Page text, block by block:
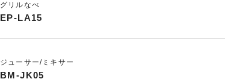
グリルなべ
EP-LA15
ジューサー/ミキサー
BM-JK05